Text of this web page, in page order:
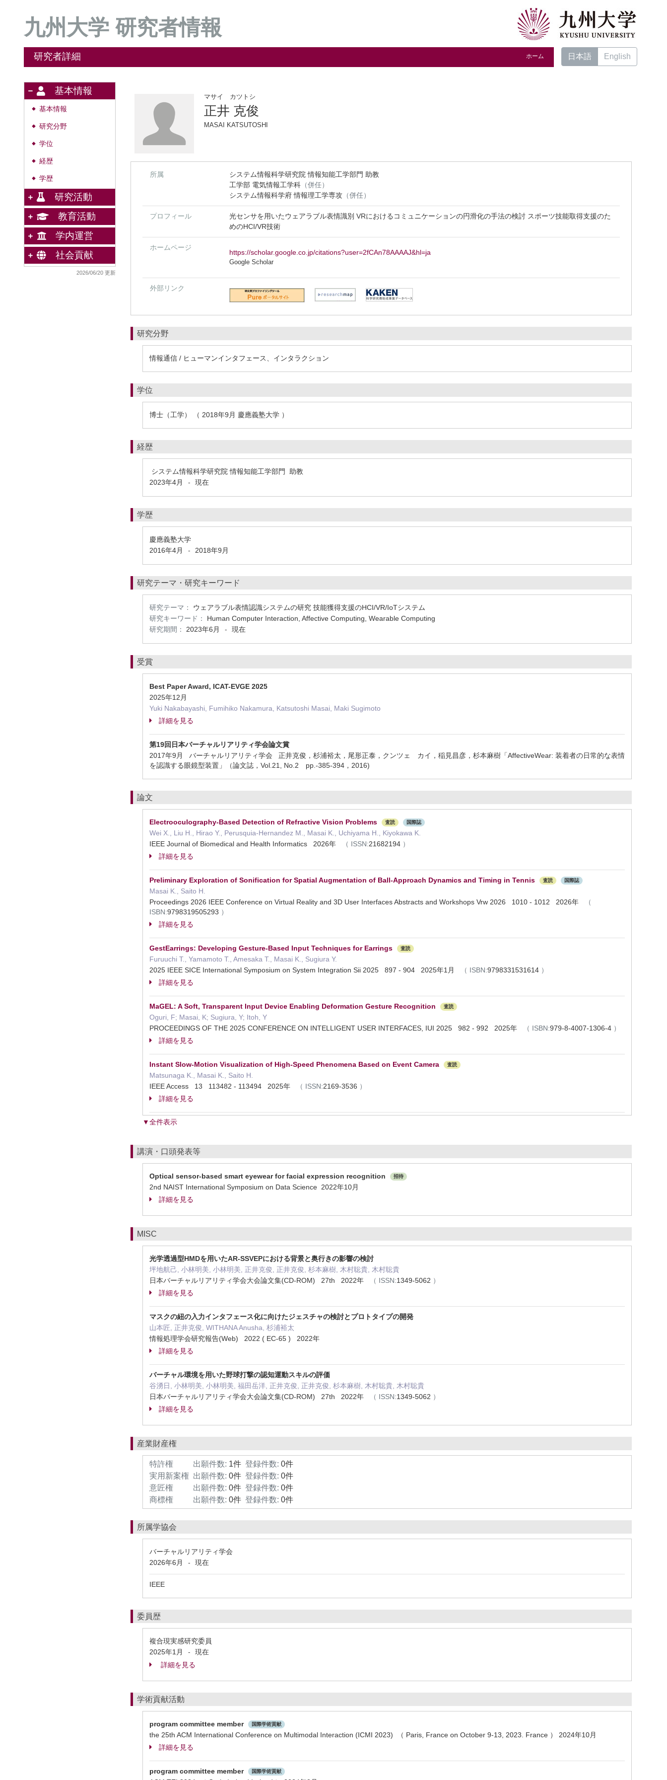
九州大学 研究者情報
研究者詳細 ホーム 日本語 English
基本情報
◆ 基本情報
◆ 研究分野
◆ 学位
◆ 経歴
◆ 学歴
研究活動
教育活動
学内運営
社会貢献
2026/06/20 更新
マサイ カツトシ
正井 克俊
MASAI KATSUTOSHI
所属
システム情報科学研究院 情報知能工学部門 助教
工学部 電気情報工学科 （併任）
システム情報科学府 情報理工学専攻 （併任）
プロフィール
光センサを用いたウェアラブル表情識別 VRにおけるコミュニケーションの円滑化の手法の検討 スポーツ技能取得支援のた
めのHCI/VR技術
ホームページ
https://scholar.google.co.jp/citations?user=2fCAn78AAAAJ&hl=ja
Google Scholar
外部リンク
研究分野
情報通信 / ヒューマンインタフェース、インタラクション
学位
博士（工学） （ 2018年9月 慶應義塾大学 ）
経歴
システム情報科学研究院 情報知能工学部門 助教
2023年4月
- 現在
学歴
慶應義塾大学
2016年4月
- 2018年9月
研究テーマ・研究キーワード
研究テーマ：
ウェアラブル表情認識システムの研究 技能獲得支援のHCI/VR/IoTシステム
研究キーワード：
Human Computer Interaction, Affective Computing, Wearable Computing
研究期間：
2023年6月 - 現在
受賞
Best Paper Award, ICAT-EVGE 2025
2025年12月
Yuki Nakabayashi, Fumihiko Nakamura, Katsutoshi Masai, Maki Sugimoto
詳細を見る
第19回日本バーチャルリアリティ学会論文賞
2017年9月 バーチャルリアリティ学会 正井克俊，杉浦裕太，尾形正泰，クンツェ カイ，稲見昌彦，杉本麻樹「AffectiveWear: 装着者の日常的な表情
を認識する眼鏡型装置」（論文誌，Vol.21, No.2 pp.-385-394，2016)
論文
Electrooculography-Based Detection of Refractive Vision Problems 査読 国際誌
Wei X., Liu H., Hirao Y., Perusquia-Hernandez M., Masai K., Uchiyama H., Kiyokawa K.
IEEE Journal of Biomedical and Health Informatics 2026年
（ ISSN:21682194 ）
詳細を見る
Preliminary Exploration of Sonification for Spatial Augmentation of Ball-Approach Dynamics and Timing in Tennis 査読 国際誌
Masai K., Saito H.
Proceedings 2026 IEEE Conference on Virtual Reality and 3D User Interfaces Abstracts and Workshops Vrw 2026 1010 - 1012 2026年
（
ISBN:9798319505293 ）
詳細を見る
GestEarrings: Developing Gesture-Based Input Techniques for Earrings 査読
Furuuchi T., Yamamoto T., Amesaka T., Masai K., Sugiura Y.
2025 IEEE SICE International Symposium on System Integration Sii 2025 897 - 904 2025年1月
（ ISBN:9798331531614 ）
詳細を見る
MaGEL: A Soft, Transparent Input Device Enabling Deformation Gesture Recognition 査読
Oguri, F; Masai, K; Sugiura, Y; Itoh, Y
PROCEEDINGS OF THE 2025 CONFERENCE ON INTELLIGENT USER INTERFACES, IUI 2025 982 - 992 2025年
（ ISBN:979-8-4007-1306-4 ）
詳細を見る
Instant Slow-Motion Visualization of High-Speed Phenomena Based on Event Camera 査読
Matsunaga K., Masai K., Saito H.
IEEE Access 13 113482 - 113494 2025年
（ ISSN:2169-3536 ）
詳細を見る
▼全件表示
講演・口頭発表等
Optical sensor-based smart eyewear for facial expression recognition 招待
2nd NAIST International Symposium on Data Science 2022年10月
詳細を見る
MISC
光学透過型HMDを用いたAR-SSVEPにおける背景と奥行きの影響の検討
坪地航己, 小林明美, 小林明美, 正井克俊, 正井克俊, 杉本麻樹, 木村聡貴, 木村聡貴
日本バーチャルリアリティ学会大会論文集(CD-ROM) 27th 2022年
（ ISSN:1349-5062 ）
詳細を見る
マスクの紐の入力インタフェース化に向けたジェスチャの検討とプロトタイプの開発
山本匠, 正井克俊, WITHANA Anusha, 杉浦裕太
情報処理学会研究報告(Web) 2022 ( EC-65 ) 2022年
詳細を見る
バーチャル環境を用いた野球打撃の認知運動スキルの評価
谷湧日, 小林明美, 小林明美, 福田岳洋, 正井克俊, 正井克俊, 杉本麻樹, 木村聡貴, 木村聡貴
日本バーチャルリアリティ学会大会論文集(CD-ROM) 27th 2022年
（ ISSN:1349-5062 ）
詳細を見る
産業財産権
特許権 出願件数: 1件 登録件数: 0件
実用新案権 出願件数: 0件 登録件数: 0件
意匠権
出願件数: 0件 登録件数: 0件
商標権
出願件数: 0件 登録件数: 0件
所属学協会
バーチャルリアリティ学会
2026年6月
- 現在
IEEE
委員歴
複合現実感研究委員
2025年1月
-
現在
詳細を見る
学術貢献活動
program committee member 国際学術貢献
the 25th ACM International Conference on Multimodal Interaction (ICMI 2023) （ Paris, France on October 9-13, 2023. France ） 2024年10月
詳細を見る
program committee member 国際学術貢献